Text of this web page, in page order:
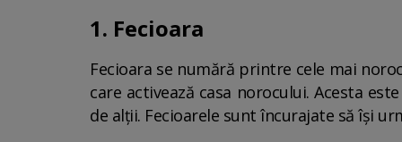
1. Fecioara
Fecioara se numără printre cele mai
care activează casa norocului. Acesta
de alții. Fecioarele sunt încurajate să își